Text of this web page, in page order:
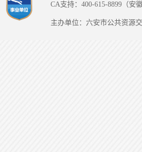
CA支持：400-615-8899（安
主办单位：六安市公共资源